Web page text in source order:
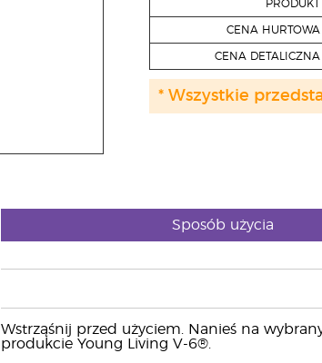
PRODUKT
CENA HURTOWA
CENA DETALICZNA
* Wszystkie
Sposób użycia
Wstrząśnij przed użyciem. Nanieś na
produkcie Young Living V-6®.